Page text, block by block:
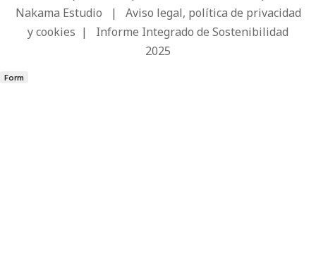
Nakama Estudio | Aviso legal, política de privacidad
y cookies | Informe Integrado de Sostenibilidad
2025
Form